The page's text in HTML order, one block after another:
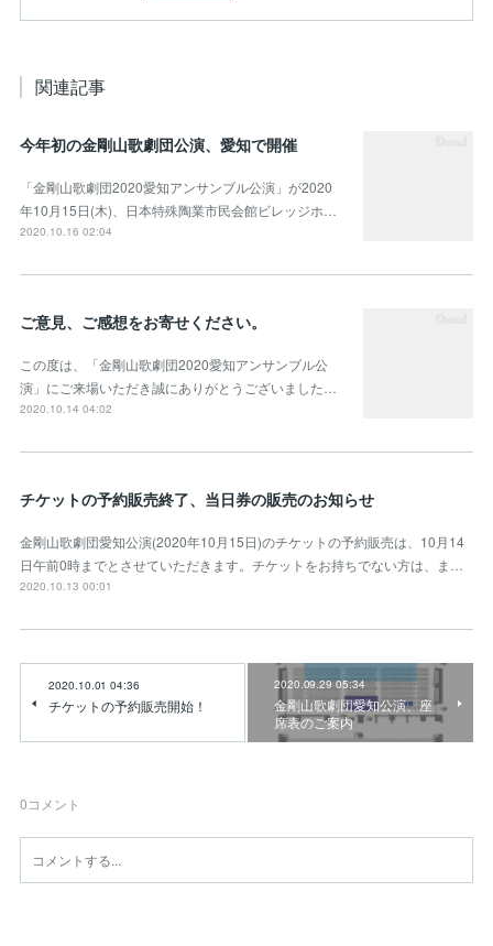
関連記事
今年初の金剛山歌劇団公演、愛知で開催
「金剛山歌劇団2020愛知アンサンブル公演」が2020
年10月15日(木)、日本特殊陶業市民会館ビレッジホ…
2020.10.16 02:04
ご意見、ご感想をお寄せください。
この度は、「金剛山歌劇団2020愛知アンサンブル公
演」にご来場いただき誠にありがとうございました…
2020.10.14 04:02
チケットの予約販売終了、当日券の販売のお知らせ
金剛山歌劇団愛知公演(2020年10月15日)のチケットの予約販売は、10月14
日午前0時までとさせていただきます。チケットをお持ちでない方は、ま…
2020.10.13 00:01
2020.10.01 04:36
チケットの予約販売開始！
2020.09.29 05:34
金剛山歌劇団愛知公演、座
席表のご案内
0コメント